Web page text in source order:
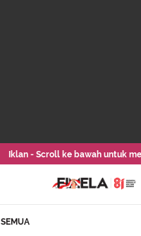
Iklan - Scroll ke bawah untuk
SEMUA